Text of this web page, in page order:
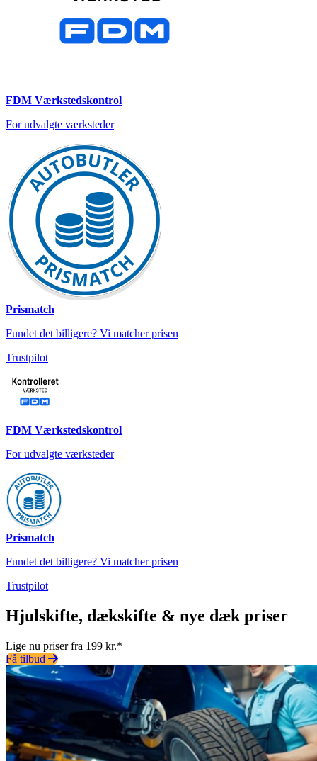
FDM Værkstedskontrol
For udvalgte værksteder
Prismatch
Fundet det billigere? Vi matcher prisen
Trustpilot
FDM Værkstedskontrol
For udvalgte værksteder
Prismatch
Fundet det billigere? Vi matcher prisen
Trustpilot
Hjulskifte, dækskifte & nye dæk priser
Lige nu priser fra 199 kr.*
Få tilbud